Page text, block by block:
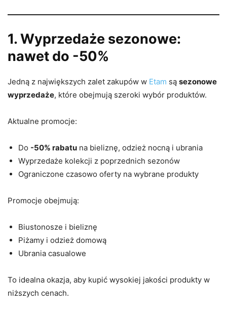
1. Wyprzedaże sezonowe:
nawet do -50%
Jedną z największych zalet zakupów w Etam są sezonowe
wyprzedaże, które obejmują szeroki wybór produktów.
Aktualne promocje:
Do -50% rabatu na bieliznę, odzież nocną i ubrania
Wyprzedaże kolekcji z poprzednich sezonów
Ograniczone czasowo oferty na wybrane produkty
Promocje obejmują:
Biustonosze i bieliznę
Piżamy i odzież domową
Ubrania casualowe
To idealna okazja, aby kupić wysokiej jakości produkty w
niższych cenach.